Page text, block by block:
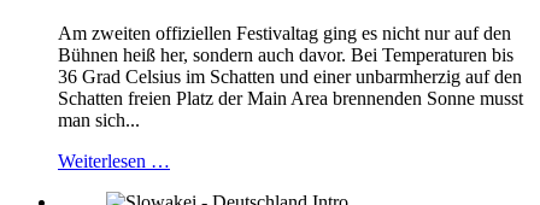
Am zweiten offiziellen Festivaltag ging es nicht nur auf den
Bühnen heiß her, sondern auch davor. Bei Temperaturen bis
36 Grad Celsius im Schatten und einer unbarmherzig auf den
Schatten freien Platz der Main Area brennenden Sonne musst
man sich...
Weiterlesen …